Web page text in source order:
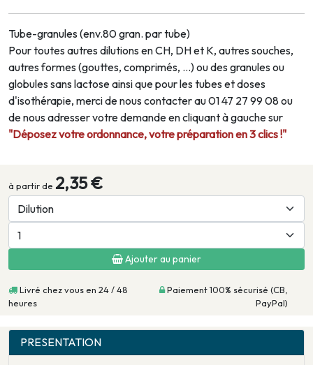
Tube-granules (env.80 gran. par tube)
Pour toutes autres dilutions en CH, DH et K, autres souches,
autres formes (gouttes, comprimés, …) ou des granules ou
globules sans lactose ainsi que pour les tubes et doses
d'isothérapie, merci de nous contacter au 01 47 27 99 08 ou
de nous adresser votre demande en cliquant à gauche sur
"Déposez votre ordonnance, votre préparation en 3 clics !"
à partir de 2,35 €
Ajouter au panier
Livré chez vous en 24 / 48
heures
Paiement 100% sécurisé (CB,
PayPal)
PRESENTATION